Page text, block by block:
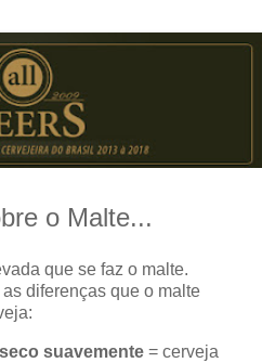
o Malte...
que se faz o malte.
diferenças que o malte
suavemente = cerveja